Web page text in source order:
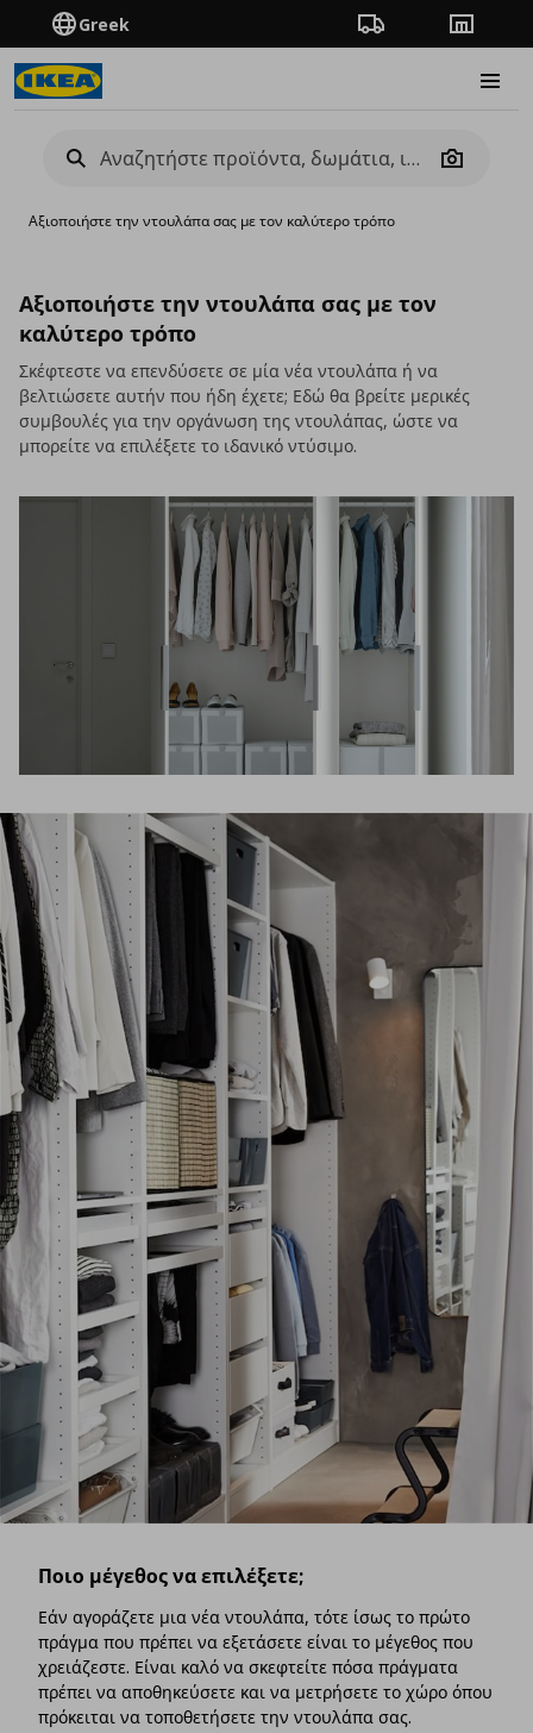
Greek Πορεία παραγγελίας
Camera
Αξιοποιήστε την ντουλάπα σας με τον καλύτερο τρόπο
Αξιοποιήστε την ντουλάπα σας με τον
καλύτερο τρόπο
Σκέφτεστε να επενδύσετε σε μία νέα ντουλάπα ή να
βελτιώσετε αυτήν που ήδη έχετε; Εδώ θα βρείτε μερικές
συμβουλές για την οργάνωση της ντουλάπας, ώστε να
μπορείτε να επιλέξετε το ιδανικό ντύσιμο.
Ποιο μέγεθος να επιλέξετε;
Εάν αγοράζετε μια νέα ντουλάπα, τότε ίσως το πρώτο
πράγμα που πρέπει να εξετάσετε είναι το μέγεθος που
χρειάζεστε. Είναι καλό να σκεφτείτε πόσα πράγματα
πρέπει να αποθηκεύσετε και να μετρήσετε το χώρο όπου
πρόκειται να τοποθετήσετε την ντουλάπα σας.